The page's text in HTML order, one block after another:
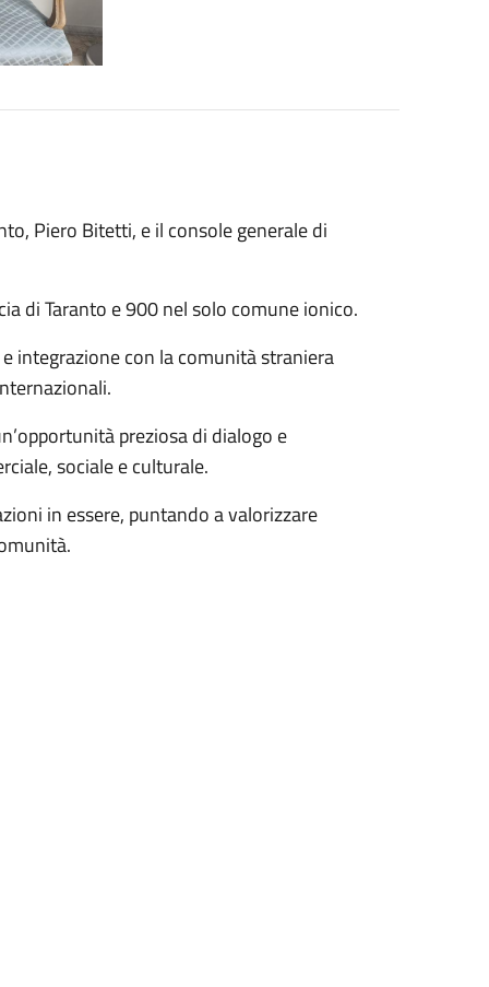
Piero Bitetti, e il console generale di
di Taranto e 900 nel solo comune ionico.
integrazione con la comunità straniera
preziosa di dialogo e
sociale e culturale.
in essere, puntando a valorizzare